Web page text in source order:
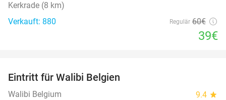
Kerkrade (8 km)
Verkauft: 880
Regulär 60€
39€
Eintritt für Walibi Belgien
Walibi Belgium 9.4 star